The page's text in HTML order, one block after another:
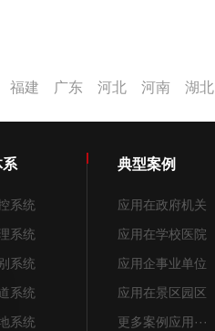
福建 广东 河北 河南 湖北
系统
系统
系统
系统
系统
典型案例
应用在政府机关
应用在学校医院
应用企事业单位
应用在景区园区
更多案例应用···